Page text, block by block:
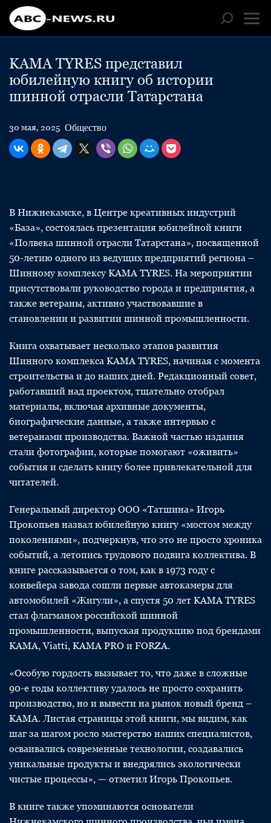
KAMA TYRES представил
юбилейную книгу об истории
шинной отрасли Татарстана
30 мая, 2025 Общество
В Нижнекамске, в Центре креативных индустрий
«База», состоялась презентация юбилейной книги
«Полвека шинной отрасли Татарстана», посвященной
50-летию одного из ведущих предприятий региона –
Шинному комплексу KAMA TYRES. На мероприятии
присутствовали руководство города и предприятия, а
также ветераны, активно участвовавшие в
становлении и развитии шинной промышленности.
Книга охватывает несколько этапов развития
Шинного комплекса KAMA TYRES, начиная с момента
строительства и до наших дней. Редакционный совет,
работавший над проектом, тщательно отобрал
материалы, включая архивные документы,
биографические данные, а также интервью с
ветеранами производства. Важной частью издания
стали фотографии, которые помогают «оживить»
события и сделать книгу более привлекательной для
читателей.
Генеральный директор ООО «Татшина» Игорь
Прокопьев назвал юбилейную книгу «мостом между
поколениями», подчеркнув, что это не просто хроника
событий, а летопись трудового подвига коллектива. В
книге рассказывается о том, как в 1973 году с
конвейера завода сошли первые автокамеры для
автомобилей «Жигули», а спустя 50 лет KAMA TYRES
стал флагманом российской шинной
промышленности, выпуская продукцию под брендами
KAMA, Viatti, KAMA PRO и FORZA.
«Особую гордость вызывает то, что даже в сложные
90-е годы коллективу удалось не просто сохранить
производство, но и вывести на рынок новый бренд –
KAMA. Листая страницы этой книги, мы видим, как
шаг за шагом росло мастерство наших специалистов,
осваивались современные технологии, создавались
уникальные продукты и внедрялись экологически
чистые процессы», — отметил Игорь Прокопьев.
В книге также упоминаются основатели